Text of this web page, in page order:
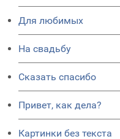
Для любимых
На свадьбу
Сказать спасибо
Привет, как дела?
Картинки без текста